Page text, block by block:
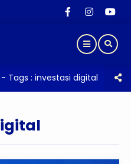
- Tags : investasi digital